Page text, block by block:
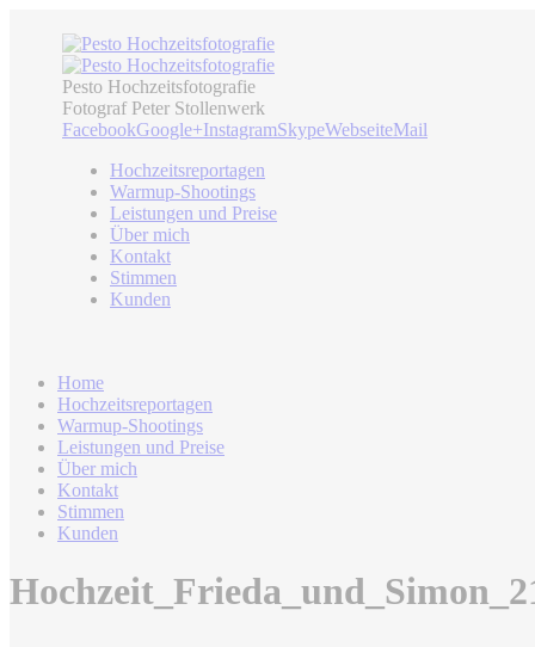
Pesto Hochzeitsfotografie
Fotograf Peter Stollenwerk
FacebookGoogle+InstagramSkypeWebseiteMail
Hochzeitsreportagen
Warmup-Shootings
Leistungen und Preise
Über mich
Kontakt
Stimmen
Kunden
Home
Hochzeitsreportagen
Warmup-Shootings
Leistungen und Preise
Über mich
Kontakt
Stimmen
Kunden